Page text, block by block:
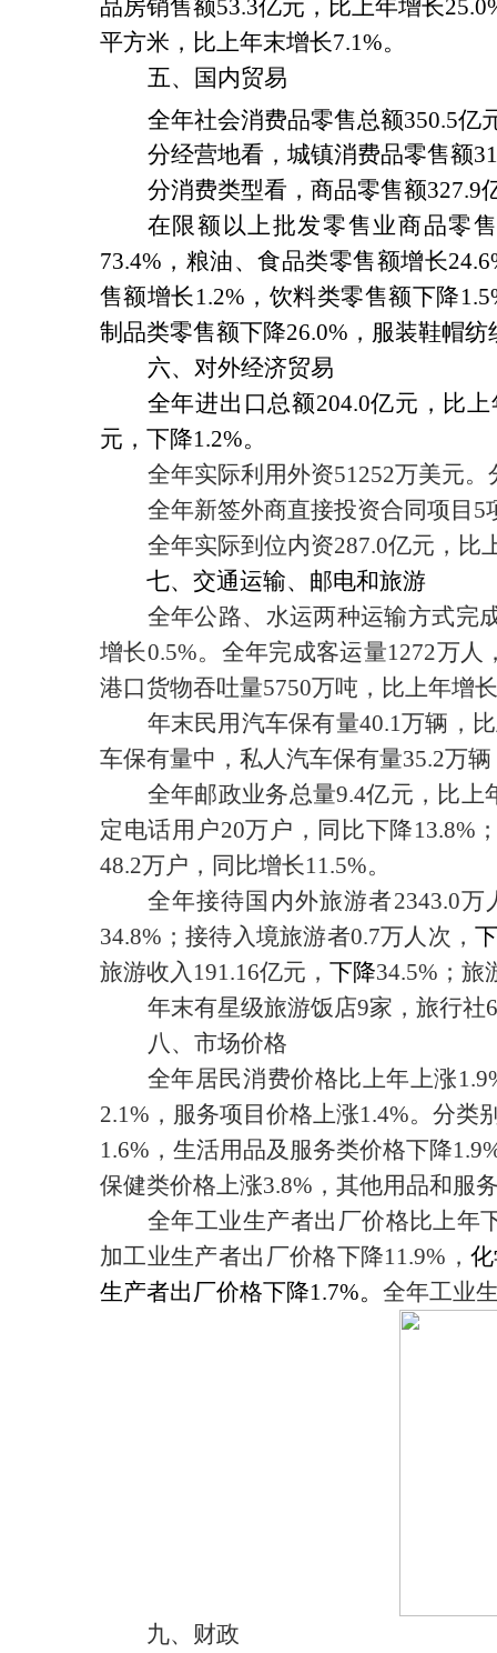
品房销售额53.3亿元，比上年增长
平方米，比上年末增长7.1%。
五、国内贸易
全年社会消费品零售总额350.5亿
分经营地看，城镇消费品零售额
分消费类型看，商品零售额327.9
在限额以上批发零售业商品零
73.4% ，粮油、食品类零售额增长
售额增长1.2% ，饮料类零售额下降
制品类零售额下降26.0% ，服装鞋帽
六、对外经济贸易
全年进出口总额204.0亿元，比
元，下降1.2%。
全年实际利用外资51252万美元。
全年新签外商直接投资合同项目 5
全年实际到位内资287.0亿元，比
七、交通运输、邮电和旅游
全年公路、水运两种运输方式完
增长0.5%。全年完成客运量1272万人
港口货物吞吐量5750万吨，比上年增长
年末民用汽车保有量40.1万辆，
车保有量中，私人汽车保有量35.2万辆
全年邮政业务总量9.4亿元，比上
定电话用户20万户，同比下降13.8%
48.2万户，同比增长11.5%。
全年接待国内外旅游者2343.0万
34.8% ；接待入境旅游者0.7万人次，
旅游收入 191.16亿元， 下降34.5% ；
年末有星级旅游饭店9家，旅行社
八、市场价格
全年居民消费价格比上年上涨
2.1% ，服务项目价格上涨1.4%。分类
1.6% ，生活用品及服务类价格下降
保健类价格上涨3.8% ，其他用品和服
全年工业生产者出厂价格比上年
加工业生产者出厂价格下降11.9% ，
生产者出厂价格下降1.7%。 全年工业
九、财政